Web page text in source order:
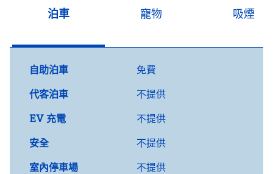
泊車 寵物 吸煙
自助泊車
免費
代客泊車
不提供
EV 充電
不提供
安全
不提供
室內停車場
不提供